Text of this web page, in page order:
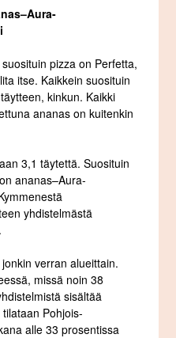
pizza on Perfetta,
itse. Kaikkein suosituin
kinkun. Kaikki
ananas on kuitenkin
3,1 täytettä. Suosituin
ananas–Aura-
yhdistelmästä
verran alueittain.
missä noin 38
sisältää
Pohjois-
alle 33 prosentissa